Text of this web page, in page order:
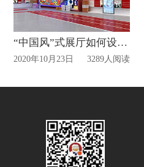
“中国风”式展厅如何设计?
2020年10月23日 3289人阅读